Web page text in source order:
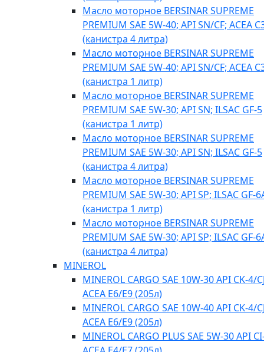
Масло моторное BERSINAR SUPREME
PREMIUM SAE 5W-40; API SN/CF; ACEA
(канистра 4 литра)
Масло моторное BERSINAR SUPREME
PREMIUM SAE 5W-40; API SN/CF; ACEA
(канистра 1 литр)
Масло моторное BERSINAR SUPREME
PREMIUM SAE 5W-30; API SN; ILSAC GF-5
(канистра 1 литр)
Масло моторное BERSINAR SUPREME
PREMIUM SAE 5W-30; API SN; ILSAC GF-5
(канистра 4 литра)
Масло моторное BERSINAR SUPREME
PREMIUM SAE 5W-30; API SP; ILSAC GF-
(канистра 1 литр)
Масло моторное BERSINAR SUPREME
PREMIUM SAE 5W-30; API SP; ILSAC GF-
(канистра 4 литра)
MINEROL
MINEROL CARGO SAE 10W-30 API CK-4/
ACEA E6/E9 (205л)
MINEROL CARGO SAE 10W-40 API CK-4/
ACEA E6/E9 (205л)
MINEROL CARGO PLUS SAE 5W-30 API